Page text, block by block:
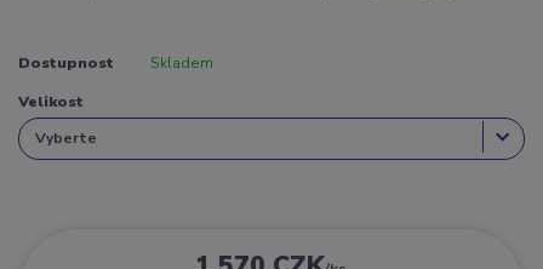
Dostupnost Skladem
Velikost